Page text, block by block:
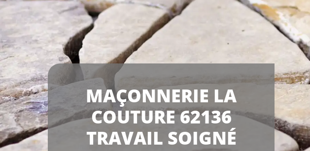
MAÇONNERIE LA
COUTURE 62136
TRAVAIL SOIGNÉ